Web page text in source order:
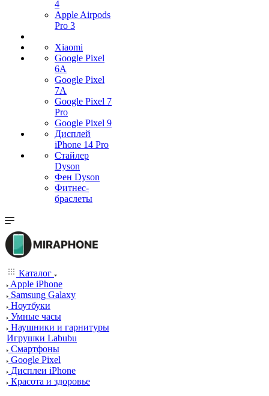
4
Apple Airpods
Pro 3
Xiaomi
Google Pixel
6A
Google Pixel
7А
Google Pixel 7
Pro
Google Pixel 9
Дисплей
iPhone 14 Pro
Стайлер
Dyson
Фен Dyson
Фитнес-
браслеты
Каталог
Apple iPhone
Samsung Galaxy
Ноутбуки
Умные часы
Наушники и гарнитуры
Игрушки Labubu
Смартфоны
Google Pixel
Дисплеи iPhone
Красота и здоровье